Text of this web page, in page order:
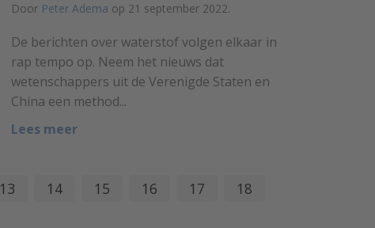
Door Peter Adema op 21 september 2022.
De berichten over waterstof volgen elkaar in
rap tempo op. Neem het nieuws dat
wetenschappers uit de Verenigde Staten en
China een method...
Lees meer
13 14 15 16 17
18